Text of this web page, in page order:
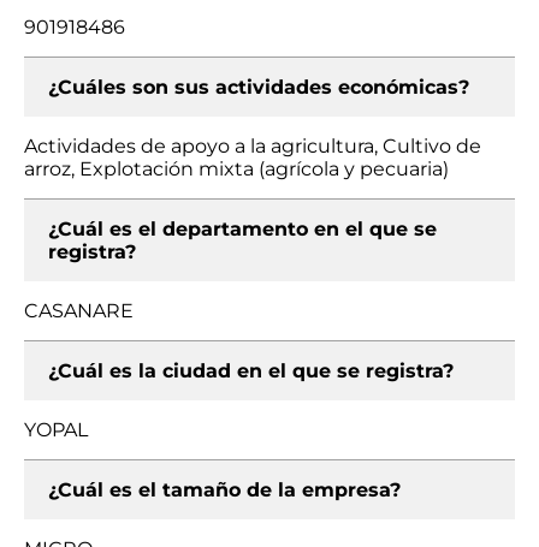
901918486
¿Cuáles son sus actividades económicas?
Actividades de apoyo a la agricultura, Cultivo de
arroz, Explotación mixta (agrícola y pecuaria)
¿Cuál es el departamento en el que se
registra?
CASANARE
¿Cuál es la ciudad en el que se registra?
YOPAL
¿Cuál es el tamaño de la empresa?